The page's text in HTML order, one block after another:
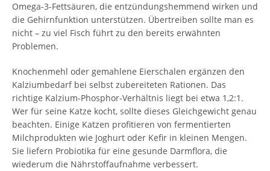
Omega-3-Fettsäuren, die entzündungshemmend wirken und
die Gehirnfunktion unterstützen. Übertreiben sollte man es
nicht – zu viel Fisch führt zu den bereits erwähnten
Problemen.
Knochenmehl oder gemahlene Eierschalen ergänzen den
Kalziumbedarf bei selbst zubereiteten Rationen. Das
richtige Kalzium-Phosphor-Verhältnis liegt bei etwa 1,2:1.
Wer für seine Katze kocht, sollte dieses Gleichgewicht genau
beachten. Einige Katzen profitieren von fermentierten
Milchprodukten wie Joghurt oder Kefir in kleinen Mengen.
Sie liefern Probiotika für eine gesunde Darmflora, die
wiederum die Nährstoffaufnahme verbessert.